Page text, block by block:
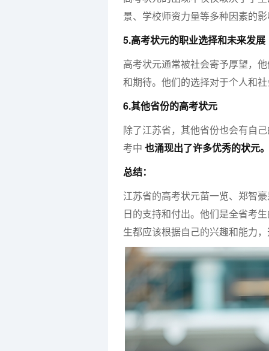
景、学校师资力量等多种因素的
5.高考状元的职业选择和未来发展
高考状元通常被社会寄予厚望，
和期待。他们的选择对于个人和
6.其他省份的高考状元
除了江苏省，其他省份也会有自
考中 也涌现出了许多优秀的状元。
总结：
江苏省的高考状元苗一览、郑智
日的支持和付出。他们是全省考
生都应该根据自己的兴趣和能力